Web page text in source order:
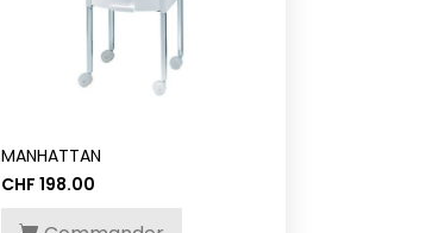
MANHATTAN
CHF 198.00